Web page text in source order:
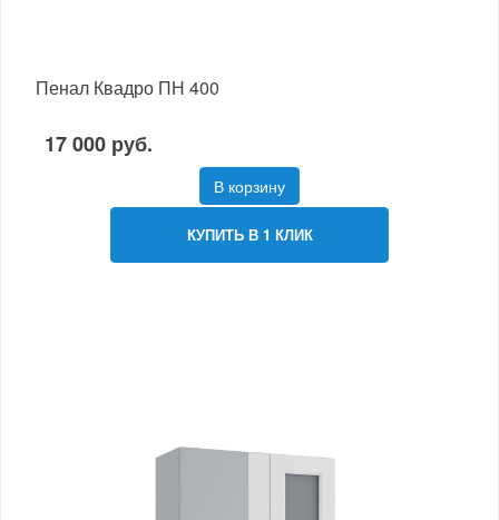
Пенал Квадро ПН 400
17 000 руб.
В корзину
КУПИТЬ В 1 КЛИК